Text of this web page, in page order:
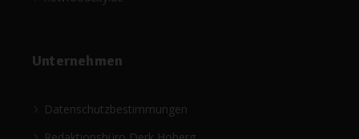
Unternehmen
Datenschutzbestimmungen